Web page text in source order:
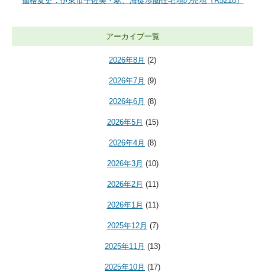
アーカイブ一覧
2026年8月 (2)
2026年7月 (9)
2026年6月 (8)
2026年5月 (15)
2026年4月 (8)
2026年3月 (10)
2026年2月 (11)
2026年1月 (11)
2025年12月 (7)
2025年11月 (13)
2025年10月 (17)